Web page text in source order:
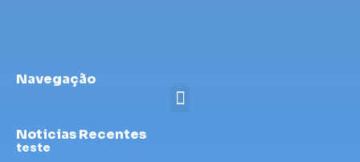
Navegação
Noticias Recentes
teste